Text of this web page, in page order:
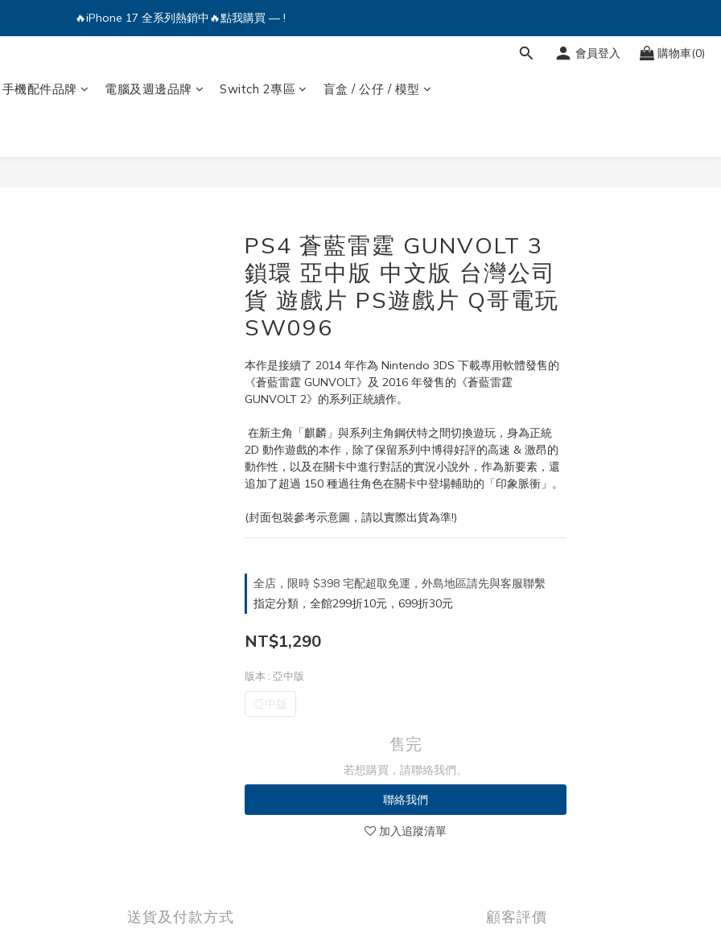
🔥iPhone 17 全系列熱銷中🔥點我購買 — !
🔥iPhone 17 全系列熱銷中🔥點我購買 — !
🔥iPhone 17 全系列熱銷中🔥點我購買 — !
會員登入 購物車(0)
手機配件品牌 電腦及週邊品牌 Switch 2專區 盲盒 / 公仔 / 模型
PS4 蒼藍雷霆 GUNVOLT 3
鎖環 亞中版 中文版 台灣公司
貨 遊戲片 PS遊戲片 Q哥電玩
SW096
本作是接續了 2014 年作為 Nintendo 3DS 下載專用軟體發售的
《蒼藍雷霆 GUNVOLT》及 2016 年發售的《蒼藍雷霆
GUNVOLT 2》的系列正統續作。
2D 動作遊戲的本作，除了保留系列中博得好評的高速 & 激昂的
動作性，以及在關卡中進行對話的實況小說外，作為新要素，還
追加了超過 150 種過往角色在關卡中登場輔助的「印象脈衝」。
(封面包裝參考示意圖，請以實際出貨為準!)
全店，限時 $398 宅配超取免運，外島地區請先與客服聯繫
指定分類，全館299折10元，699折30元
NT$1,290
版本 : 亞中版
亞中版
售完
若想購買，請聯絡我們。
聯絡我們
加入追蹤清單
送貨及付款方式 顧客評價